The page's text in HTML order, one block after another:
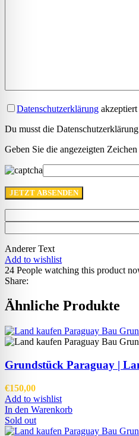
Datenschutzerklärung akzeptiert
Du musst die
Geben Sie die angezeigten
Anderer Text
Add to wishlist
24 People watching this product
Share:
Ähnliche Produkte
Grundstück Paraguay |
€150,00
Add to wishlist
In den Warenkorb
Sold out